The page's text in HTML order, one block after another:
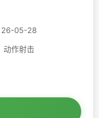
26-05-28
动作射击